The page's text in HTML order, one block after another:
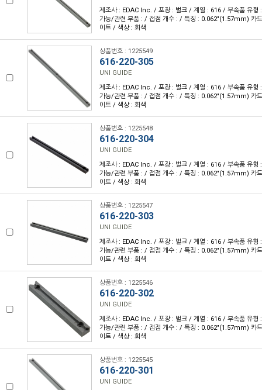
제조사 : EDAC Inc. / 포장 : 벌크 / 계열 : 616 / 부속품 유형
가능/관련 부품 : / 접점 개수 : / 특징 : 0.062"(1.57mm) 카
이트 / 색상 : 회색
상품번호 : 1225549
616-220-305
UNI GUIDE
제조사 : EDAC Inc. / 포장 : 벌크 / 계열 : 616 / 부속품 유형
가능/관련 부품 : / 접점 개수 : / 특징 : 0.062"(1.57mm) 카
이트 / 색상 : 회색
상품번호 : 1225548
616-220-304
UNI GUIDE
제조사 : EDAC Inc. / 포장 : 벌크 / 계열 : 616 / 부속품 유형
가능/관련 부품 : / 접점 개수 : / 특징 : 0.062"(1.57mm) 카
이트 / 색상 : 회색
상품번호 : 1225547
616-220-303
UNI GUIDE
제조사 : EDAC Inc. / 포장 : 벌크 / 계열 : 616 / 부속품 유형
가능/관련 부품 : / 접점 개수 : / 특징 : 0.062"(1.57mm) 카
이트 / 색상 : 회색
상품번호 : 1225546
616-220-302
UNI GUIDE
제조사 : EDAC Inc. / 포장 : 벌크 / 계열 : 616 / 부속품 유형
가능/관련 부품 : / 접점 개수 : / 특징 : 0.062"(1.57mm) 카
이트 / 색상 : 회색
상품번호 : 1225545
616-220-301
UNI GUIDE